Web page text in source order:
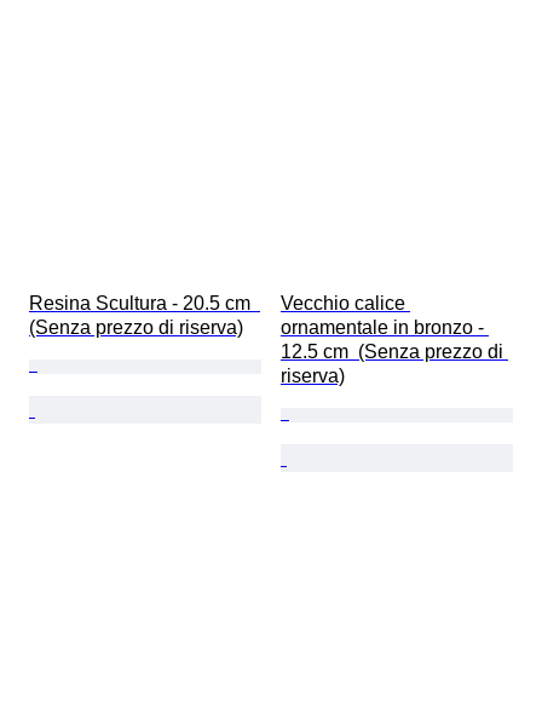
Resina Scultura - 20.5 cm
(Senza prezzo di riserva)
Vecchio calice
ornamentale in bronzo -
12.5 cm  (Senza prezzo di
riserva)